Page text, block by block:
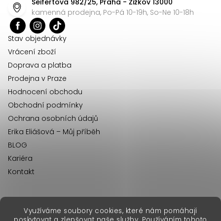
Využíváme soubory cookies, které nám pomáhají
kamenná prodejna, Po-Pá 10-19h, So-Ne 10-18h
Stav objednávky
Vrácení zboží
Doprava a platba
Prodejna v Praze
Hodnocení obchodu
Obchodní podmínky
Ochrana osobních údajů
Erika Eliášová – Můj příběh
BLOG
Kariéra
Kontakt
erikafashion.sk